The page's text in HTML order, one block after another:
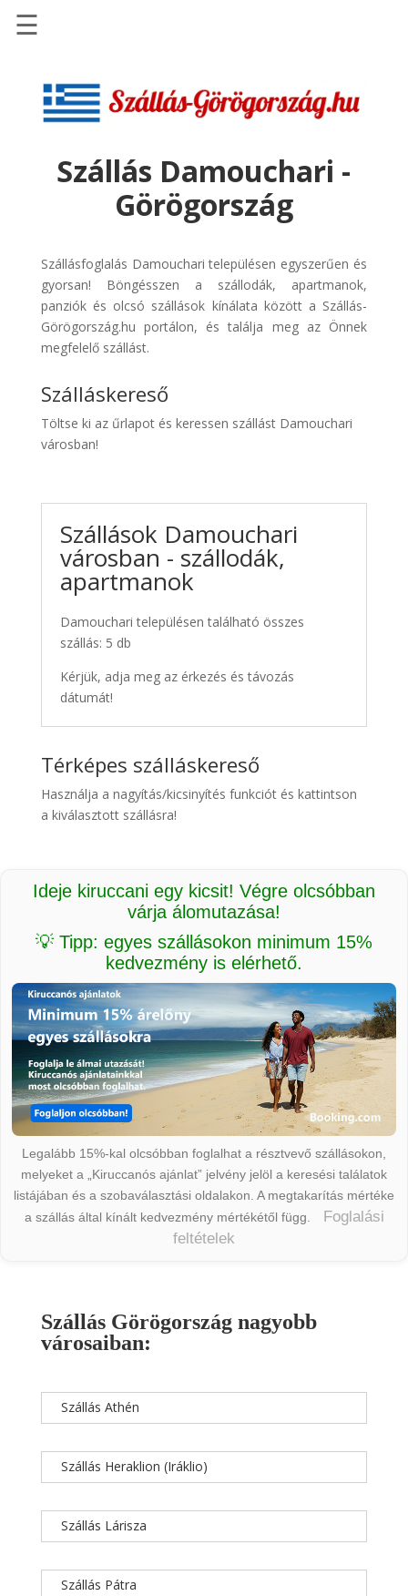
Szállások
Repülőjegy
pénzvisszatérítéssel
Discover
Cars
Transzfer
Kiwi
Taxi
☰
Szállás Damouchari -
Görögország
Szállásfoglalás Damouchari településen egyszerűen és
gyorsan! Böngésszen a szállodák, apartmanok,
panziók és olcsó szállások kínálata között a Szállás-
Görögország.hu portálon, és találja meg az Önnek
megfelelő szállást.
Szálláskereső
Töltse ki az űrlapot és keressen szállást Damouchari
városban!
Szállások Damouchari
városban - szállodák,
apartmanok
Damouchari településen található összes
szállás: 5 db
Kérjük, adja meg az érkezés és távozás
dátumát!
Térképes szálláskereső
Használja a nagyítás/kicsinyítés funkciót és kattintson
a kiválasztott szállásra!
Ideje kiruccani egy kicsit! Végre olcsóbban
várja álomutazása!
💡 Tipp: egyes szállásokon minimum 15%
kedvezmény is elérhető.
Legalább 15%-kal olcsóbban foglalhat a résztvevő szállásokon,
melyeket a „Kiruccanós ajánlat” jelvény jelöl a keresési találatok
listájában és a szobaválasztási oldalakon. A megtakarítás mértéke
a szállás által kínált kedvezmény mértékétől függ.
Foglalási
feltételek
Szállás Görögország nagyobb
városaiban:
Szállás Athén
Szállás Heraklion (Iráklio)
Szállás Lárisza
Szállás Pátra